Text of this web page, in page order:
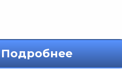
Подробнее